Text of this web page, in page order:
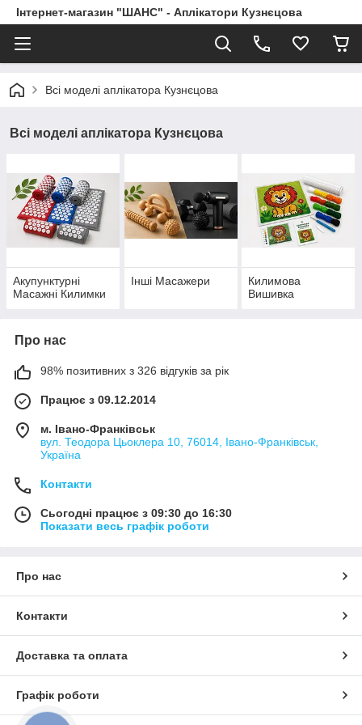
Інтернет-магазин "ШАНС" - Аплікатори Кузнєцова
Всі моделі аплікатора Кузнєцова
Всі моделі аплікатора Кузнєцова
Акупунктурні
Масажні Килимки
Інші Масажери
Килимова
Вишивка
Про нас
98% позитивних з 326 відгуків за рік
Працює з 09.12.2014
м. Івано-Франківськ
вул. Теодора Цьоклера 10, 76014, Івано-Франківськ,
Україна
Контакти
Сьогодні працює з 09:30 до 16:30
Показати весь графік роботи
Про нас
Контакти
Доставка та оплата
Графік роботи